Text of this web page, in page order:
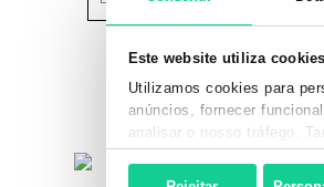
Este website utiliza cookies
Utilizamos cookies para
anúncios, fornecer
analisar o nosso tráfego.
informações acerca da